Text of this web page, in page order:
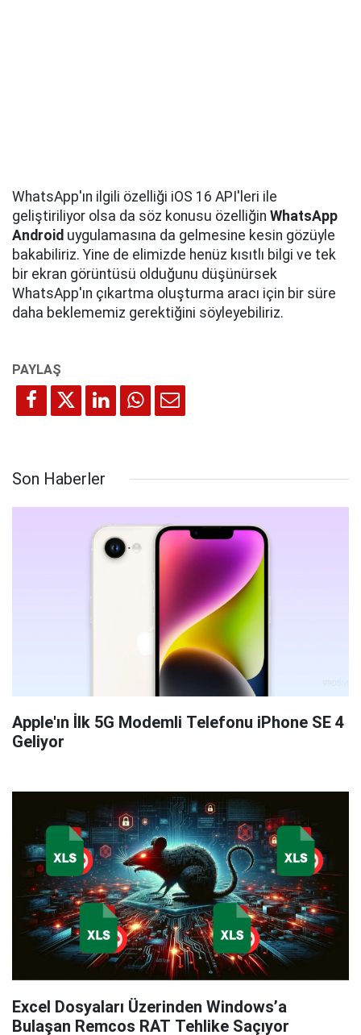
WhatsApp'ın ilgili özelliği iOS 16 API'leri ile
geliştiriliyor olsa da söz konusu özelliğin WhatsApp
Android uygulamasına da gelmesine kesin gözüyle
bakabiliriz. Yine de elimizde henüz kısıtlı bilgi ve tek
bir ekran görüntüsü olduğunu düşünürsek
WhatsApp'ın çıkartma oluşturma aracı için bir süre
daha beklememiz gerektiğini söyleyebiliriz.
Son Haberler
Apple'ın İlk 5G Modemli Telefonu iPhone SE 4
Geliyor
Excel Dosyaları Üzerinden Windows’a
Bulaşan Remcos RAT Tehlike Saçıyor